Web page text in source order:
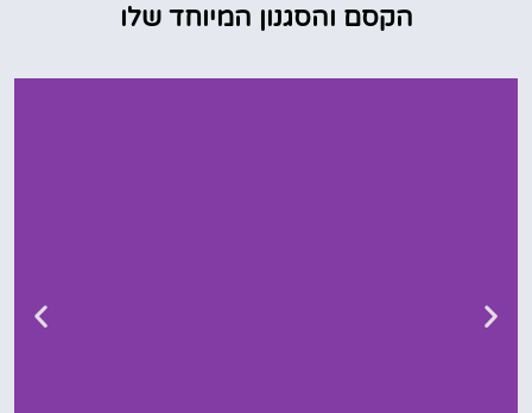
הקסם והסגנון המיוחד שלו